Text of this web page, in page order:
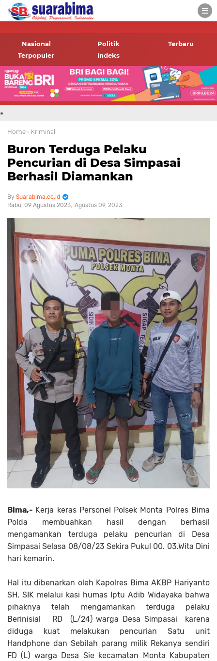
-->
informasi terbaru tentang
Bima dan daerah sekitar
Nasional Politik
Terbaru
Terpopuler
Indeks
.
Home › Kriminal
Buron Terduga Pelaku
Pencurian di Desa Simpasai
Berhasil Diamankan
Suarabima.co.id
Rabu, 09 Agustus 2023 Agustus 09, 2023
Bima,- Kerja keras Personel Polsek Monta Polres Bima
Polda membuahkan hasil dengan berhasil
mengamankan terduga pelaku pencurian di Desa
Simpasai Selasa 08/08/23 Sekira Pukul 00. 03.Wita Dini
hari kemarin.
Hal itu dibenarkan oleh Kapolres Bima AKBP Hariyanto
SH, SIK melalui kasi humas Iptu Adib Widayaka bahwa
pihaknya telah mengamankan terduga pelaku
Berinisial RD (L/24) warga Desa Simpasai karena
diduga kuat melakukan pencurian Satu unit
Handphone dan Sebilah parang milik Rekanya sendiri
FD (L) warga Desa Sie kecamatan Monta Kabupaten